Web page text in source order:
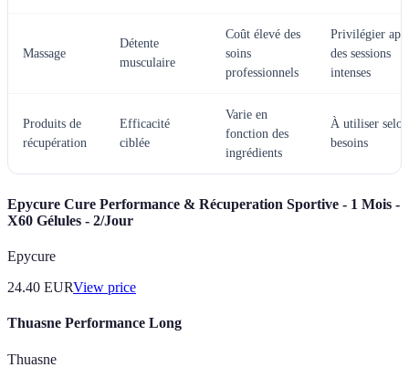
Massage
Détente
musculaire
Coût élevé des
soins
professionnels
Privilégier
des sessions
intenses
Produits de
récupération
Efficacité
ciblée
Varie en
fonction des
ingrédients
À utiliser
besoins
Epycure Cure Performance & Récuperation Sportive - 1 Mois -
X60 Gélules - 2/Jour
Epycure
24.40 EURView price
Thuasne Performance Long
Thuasne